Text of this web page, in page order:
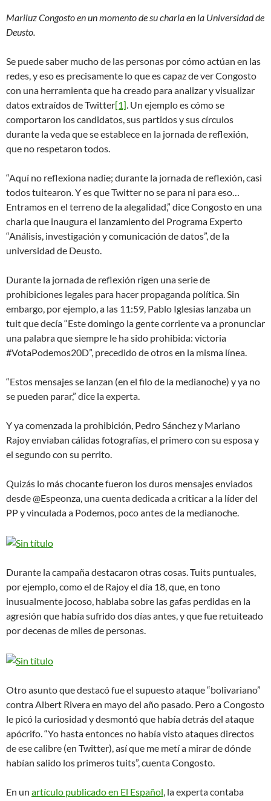
Mariluz Congosto en un momento de su charla en la Universidad de
Deusto.
Se puede saber mucho de las personas por cómo actúan en las
redes, y eso es precisamente lo que es capaz de ver Congosto
con una herramienta que ha creado para analizar y visualizar
datos extraídos de Twitter[1] . Un ejemplo es cómo se
comportaron los candidatos, sus partidos y sus círculos
durante la veda que se establece en la jornada de reflexión,
que no respetaron todos.
“Aquí no reflexiona nadie; durante la jornada de reflexión, casi
todos tuitearon. Y es que Twitter no se para ni para eso…
Entramos en el terreno de la alegalidad,” dice Congosto en una
charla que inaugura el lanzamiento del Programa Experto
“Análisis, investigación y comunicación de datos”, de la
universidad de Deusto.
Durante la jornada de reflexión rigen una serie de
prohibiciones legales para hacer propaganda política. Sin
embargo, por ejemplo, a las 11:59, Pablo Iglesias lanzaba un
tuit que decía “Este domingo la gente corriente va a pronunciar
una palabra que siempre le ha sido prohibida: victoria
#VotaPodemos20D”, precedido de otros en la misma línea.
“Estos mensajes se lanzan (en el filo de la medianoche) y ya no
se pueden parar,” dice la experta.
Y ya comenzada la prohibición, Pedro Sánchez y Mariano
Rajoy enviaban cálidas fotografías, el primero con su esposa y
el segundo con su perrito.
Quizás lo más chocante fueron los duros mensajes enviados
desde @Espeonza, una cuenta dedicada a criticar a la líder del
PP y vinculada a Podemos, poco antes de la medianoche.
Durante la campaña destacaron otras cosas. Tuits puntuales,
por ejemplo, como el de Rajoy el día 18, que, en tono
inusualmente jocoso, hablaba sobre las gafas perdidas en la
agresión que había sufrido dos días antes, y que fue retuiteado
por decenas de miles de personas.
Otro asunto que destacó fue el supuesto ataque “bolivariano”
contra Albert Rivera en mayo del año pasado. Pero a Congosto
le picó la curiosidad y desmontó que había detrás del ataque
apócrifo. “Yo hasta entonces no había visto ataques directos
de ese calibre (en Twitter), así que me metí a mirar de dónde
habían salido los primeros tuits”, cuenta Congosto.
En un artículo publicado en El Español , la experta contaba